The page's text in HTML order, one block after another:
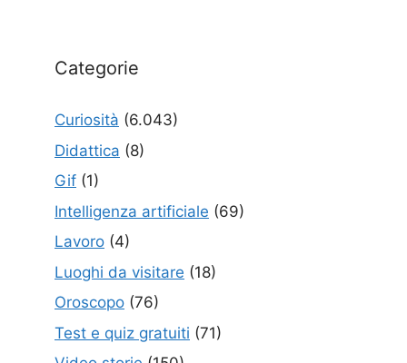
Categorie
Curiosità (6.043)
Didattica (8)
Gif (1)
Intelligenza artificiale (69)
Lavoro (4)
Luoghi da visitare (18)
Oroscopo (76)
Test e quiz gratuiti (71)